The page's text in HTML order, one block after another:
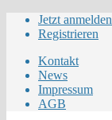
Jetzt anmelden
Registrieren
Kontakt
News
Impressum
AGB